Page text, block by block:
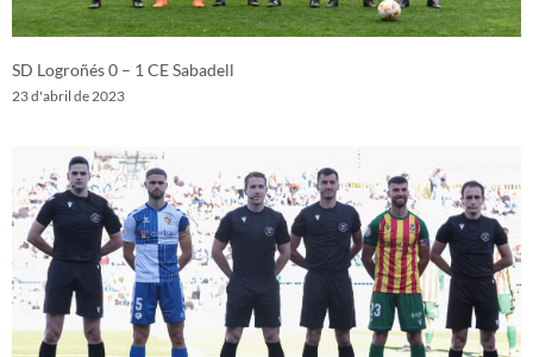
SD Logroñés 0 – 1 CE Sabadell
23 d'abril de 2023